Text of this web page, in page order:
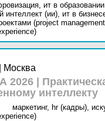
ит в
интеллект (ии), ит в
(project
Москва
|
интеллекту
маркетинг, hr (кадры),